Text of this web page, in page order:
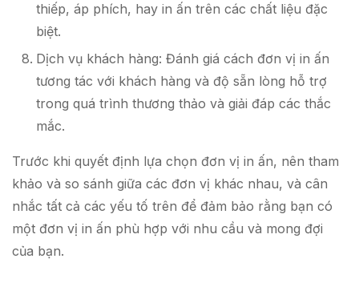
thiếp, áp phích, hay in ấn trên các chất liệu đặc
biệt.
Dịch vụ khách hàng: Đánh giá cách đơn vị in ấn
tương tác với khách hàng và độ sẵn lòng hỗ trợ
trong quá trình thương thảo và giải đáp các thắc
mắc.
Trước khi quyết định lựa chọn đơn vị in ấn, nên tham
khảo và so sánh giữa các đơn vị khác nhau, và cân
nhắc tất cả các yếu tố trên để đảm bảo rằng bạn có
một đơn vị in ấn phù hợp với nhu cầu và mong đợi
của bạn.